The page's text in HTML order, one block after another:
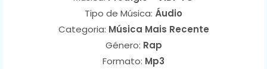
Tipo de Música: Áudio
Categoria: Música Mais Recente
Género: Rap
Formato: Mp3